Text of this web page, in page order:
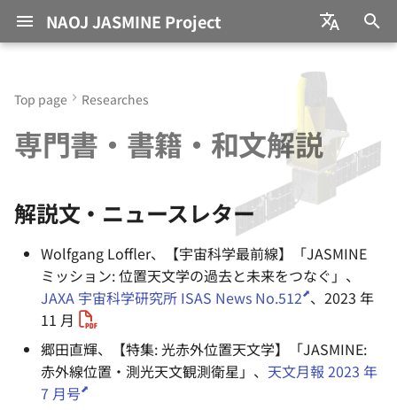
NAOJ JASMINE Project
English
t
a
は？
衛星・観測装置
JASMINE Consortium
International
Collaborations
専門書・書籍
Escaped From Galactic
Central Region Together
The Supermassive Black
Hole at the Galactic Center
—EHT Observational Data
re-analysed and High-
velocity rotating Accretion
Disk found?
リンは新星爆発が生み出した
―必須元素の起源に迫る―
NAOJ Project
過去の研究テーマ
JASMINE Grants
Call for Applications
Approved Programs
Top page Researches
専門書・書籍・和文解説
解説文・ニュースレター
Wolfgang Loffler、【宇宙科学最前線】「JASMINE
ミッション: 位置天文学の過去と未来をつなぐ」、
JAXA 宇宙科学研究所 ISAS News No.512 、2023 年
11 月
郷田直輝、【特集: 光赤外位置天文学】「JASMINE:
赤外線位置・測光天文観測衛星」、 天文月報 2023 年
7 月号